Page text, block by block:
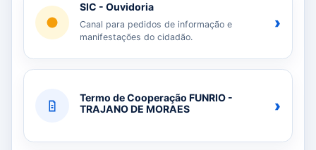
SIC - Ouvidoria
Canal para pedidos de informação e
manifestações do cidadão.
›
Termo de Cooperação FUNRIO -
TRAJANO DE MORAES
›